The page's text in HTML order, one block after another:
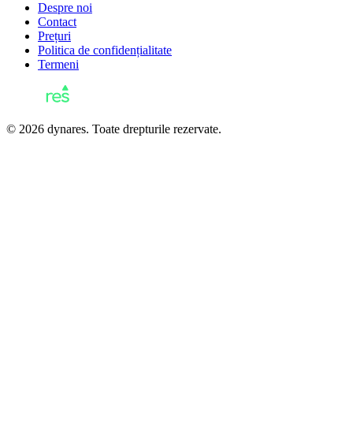
Despre noi
Contact
Prețuri
Politica de confidențialitate
Termeni
© 2026 dynares. Toate drepturile rezervate.